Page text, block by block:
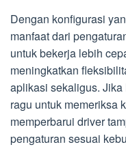
Dengan konfigurasi
manfaat dari
untuk bekerja lebih
meningkatkan
aplikasi sekaligus.
ragu untuk memeriksa
memperbarui driver
pengaturan sesuai